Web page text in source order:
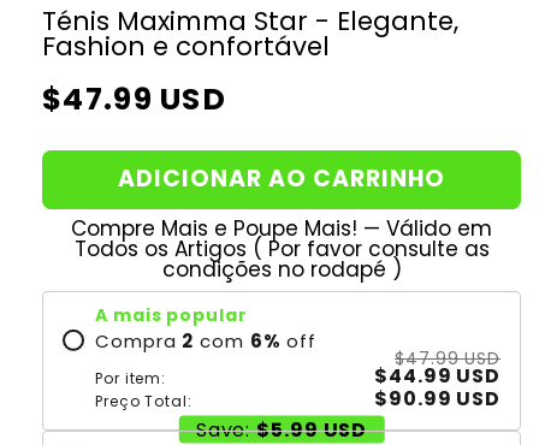
Ténis Maximma Star - Elegante,
Fashion e confortável
Preço
$47.99 USD
ADICIONAR AO CARRINHO
Compre Mais e Poupe Mais! — Válido em
Todos os Artigos ( Por favor consulte as
condições no rodapé )
A mais popular
Compra 2 com 6% off
Por item:
$47.99 USD
$44.99 USD
Preço Total:
$90.99 USD
Save: $5.99 USD